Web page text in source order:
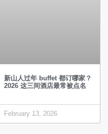
新山人过年 buffet 都订哪家？
2026 这三间酒店最常被点名
February 13, 2026